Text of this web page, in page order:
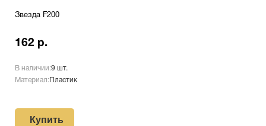
Звезда F200
162 р.
В наличии:9 шт.
Материал: Пластик
Купить